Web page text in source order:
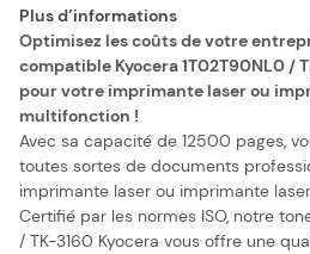
Plus d’informations
Optimisez les coûts de votre
compatible Kyocera 1T02T90NL0 /
pour votre imprimante laser ou
multifonction !
Avec sa capacité de 12500 pages,
toutes sortes de documents
imprimante laser ou imprimante
Certifié par les normes ISO, notre
/ TK-3160 Kyocera vous offre une